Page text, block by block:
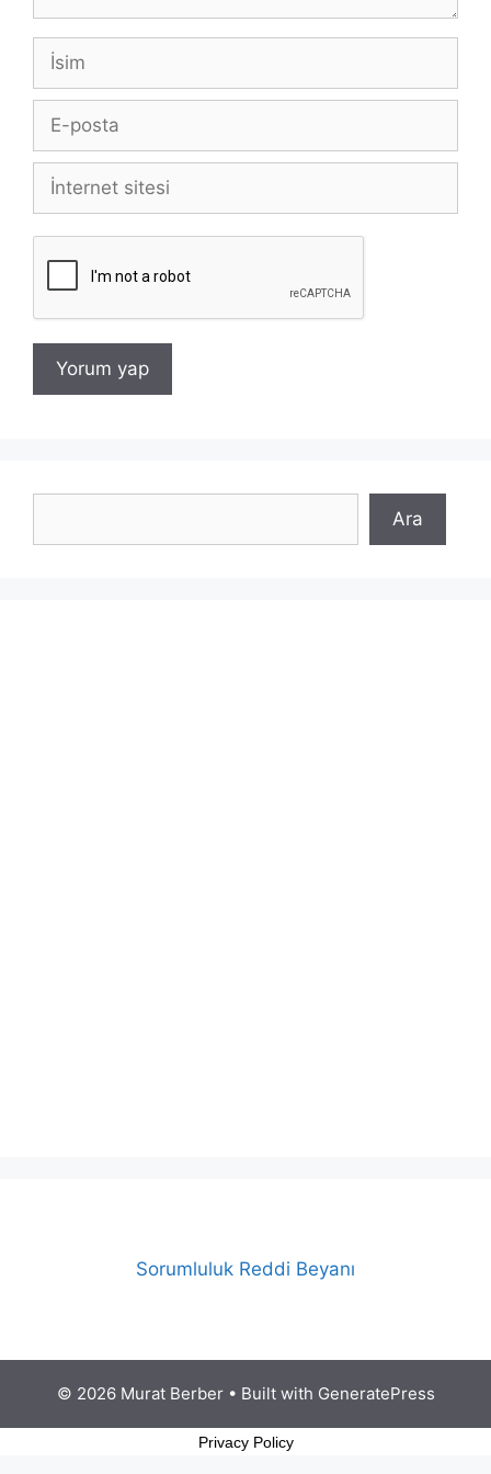
İsim
posta
İnternet
sitesi
Ara
Sorumluluk Reddi Beyanı
© 2026 Murat Berber• Built with GeneratePress
Privacy Policy